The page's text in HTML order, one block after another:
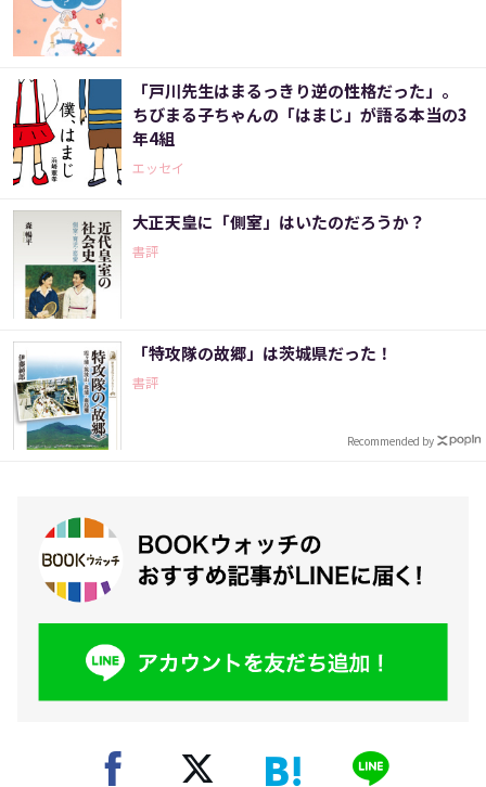
「戸川先生はまるっきり逆の性格だった」。
ちびまる子ちゃんの「はまじ」が語る本当の3
年4組
エッセイ
大正天皇に「側室」はいたのだろうか？
書評
「特攻隊の故郷」は茨城県だった！
書評
Recommended by